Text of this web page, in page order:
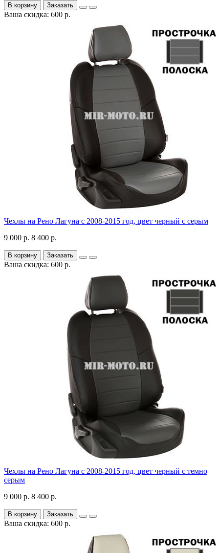
В корзину Заказать
Ваша скидка: 600 р.
Чехлы на Рено Лагуна с 2008-2015 год, цвет черный с серым
9 000 р. 8 400 р.
В корзину Заказать
Ваша скидка: 600 р.
Чехлы на Рено Лагуна с 2008-2015 год, цвет черный с темно
серым
9 000 р. 8 400 р.
В корзину Заказать
Ваша скидка: 600 р.